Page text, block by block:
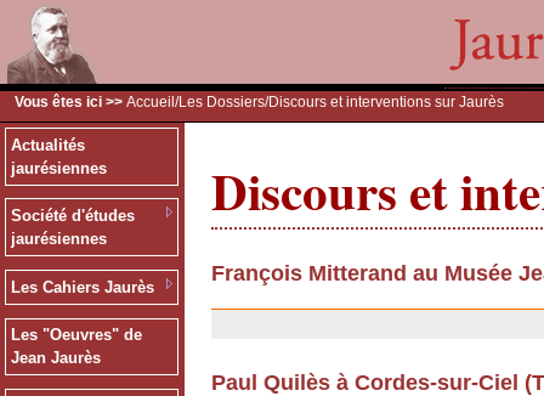
Vous êtes ici >> Accueil /Les Dossiers/Discours et interventions sur Jaurès
Actualités
jaurésiennes
Société d'études
jaurésiennes
Les Cahiers Jaurès
Les "Oeuvres" de
Jean Jaurès
Discours et
François Mitterand au Musée
Paul Quilès à Cordes-sur-Ciel